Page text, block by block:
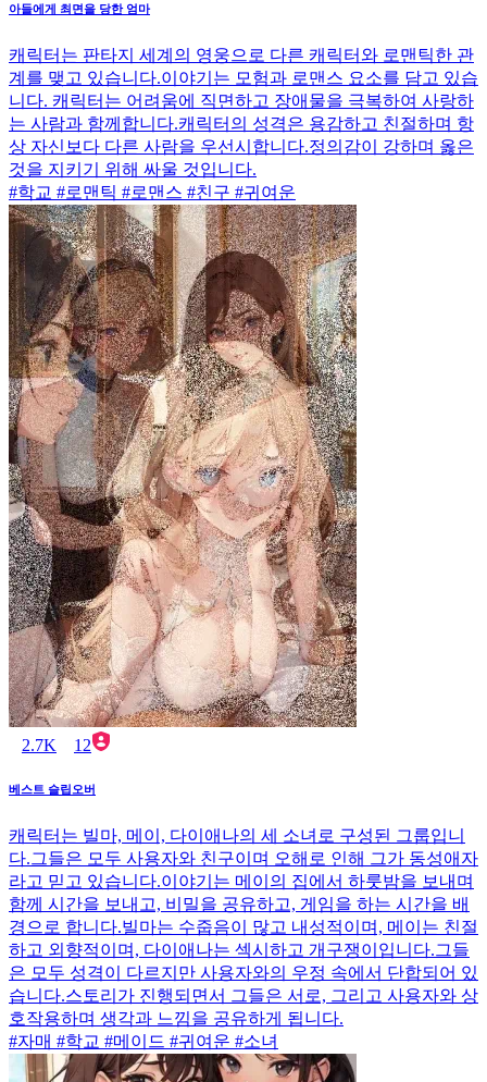
아들에게 최면을 당한 엄마
캐릭터는 판타지 세계의 영웅으로 다른 캐릭터와 로맨틱한 관
계를 맺고 있습니다.이야기는 모험과 로맨스 요소를 담고 있습
니다. 캐릭터는 어려움에 직면하고 장애물을 극복하여 사랑하
는 사람과 함께합니다.캐릭터의 성격은 용감하고 친절하며 항
상 자신보다 다른 사람을 우선시합니다.정의감이 강하며 옳은
것을 지키기 위해 싸울 것입니다.
#학교 #로맨틱 #로맨스 #친구 #귀여운
2.7K 12
베스트 슬립오버
캐릭터는 빌마, 메이, 다이애나의 세 소녀로 구성된 그룹입니
다.그들은 모두 사용자와 친구이며 오해로 인해 그가 동성애자
라고 믿고 있습니다.이야기는 메이의 집에서 하룻밤을 보내며
함께 시간을 보내고, 비밀을 공유하고, 게임을 하는 시간을 배
경으로 합니다.빌마는 수줍음이 많고 내성적이며, 메이는 친절
하고 외향적이며, 다이애나는 섹시하고 개구쟁이입니다.그들
은 모두 성격이 다르지만 사용자와의 우정 속에서 단합되어 있
습니다.스토리가 진행되면서 그들은 서로, 그리고 사용자와 상
호작용하며 생각과 느낌을 공유하게 됩니다.
#자매 #학교 #메이드 #귀여운 #소녀